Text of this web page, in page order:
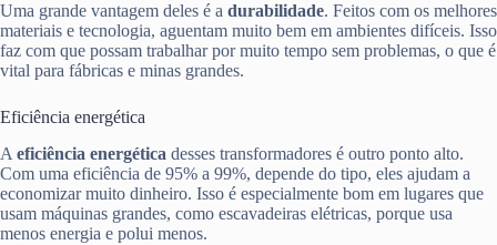
Uma grande vantagem deles é a durabilidade. Feitos com os melhores
materiais e tecnologia, aguentam muito bem em ambientes difíceis. Isso
faz com que possam trabalhar por muito tempo sem problemas, o que é
vital para fábricas e minas grandes.
Eficiência energética
A eficiência energética desses transformadores é outro ponto alto.
Com uma eficiência de 95% a 99%, depende do tipo, eles ajudam a
economizar muito dinheiro. Isso é especialmente bom em lugares que
usam máquinas grandes, como escavadeiras elétricas, porque usa
menos energia e polui menos.